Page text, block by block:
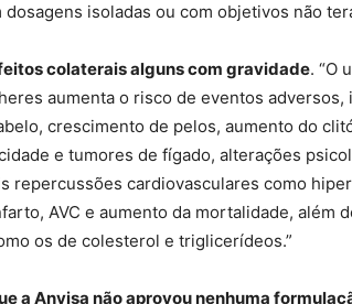
dosagens isoladas ou com objetivos não
colaterais alguns com gravidade. “O
aumenta o risco de eventos
crescimento de pelos, aumento do
e tumores de fígado, alterações
repercussões cardiovasculares como
AVC e aumento da mortalidade, além
os de colesterol e triglicerídeos.”
a Anvisa não aprovou nenhuma